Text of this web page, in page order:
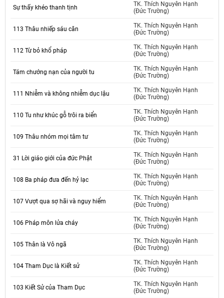
Sự thấy khéo thanh tịnh
TK. Thích Nguyên Hạnh
(Đức Trường)
113 Thâu nhiếp sáu căn
TK. Thích Nguyên Hạnh
(Đức Trường)
112 Từ bỏ khổ pháp
TK. Thích Nguyên Hạnh
(Đức Trường)
Tám chướng nạn của người tu
TK. Thích Nguyên Hạnh
(Đức Trường)
111 Nhiễm và không nhiễm dục lậu
TK. Thích Nguyên Hạnh
(Đức Trường)
110 Tu như khúc gỗ trôi ra biển
TK. Thích Nguyên Hạnh
(Đức Trường)
109 Thâu nhóm mọi tâm tư
TK. Thích Nguyên Hạnh
(Đức Trường)
31 Lời giáo giới của đức Phật
TK. Thích Nguyên Hạnh
(Đức Trường)
108 Ba pháp đưa đến hỷ lạc
TK. Thích Nguyên Hạnh
(Đức Trường)
107 Vượt qua sợ hãi và nguy hiểm
TK. Thích Nguyên Hạnh
(Đức Trường)
106 Pháp môn lửa cháy
TK. Thích Nguyên Hạnh
(Đức Trường)
105 Thân là Vô ngã
TK. Thích Nguyên Hạnh
(Đức Trường)
104 Tham Dục là Kiết sử
TK. Thích Nguyên Hạnh
(Đức Trường)
103 Kiết Sử của Tham Dục
TK. Thích Nguyên Hạnh
(Đức Trường)